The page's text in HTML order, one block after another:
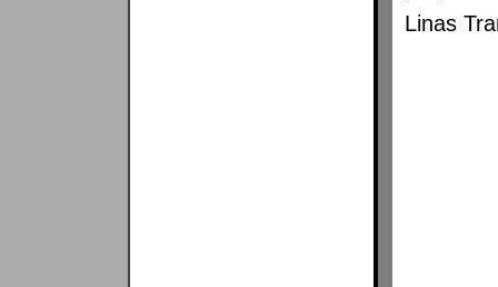
Linas